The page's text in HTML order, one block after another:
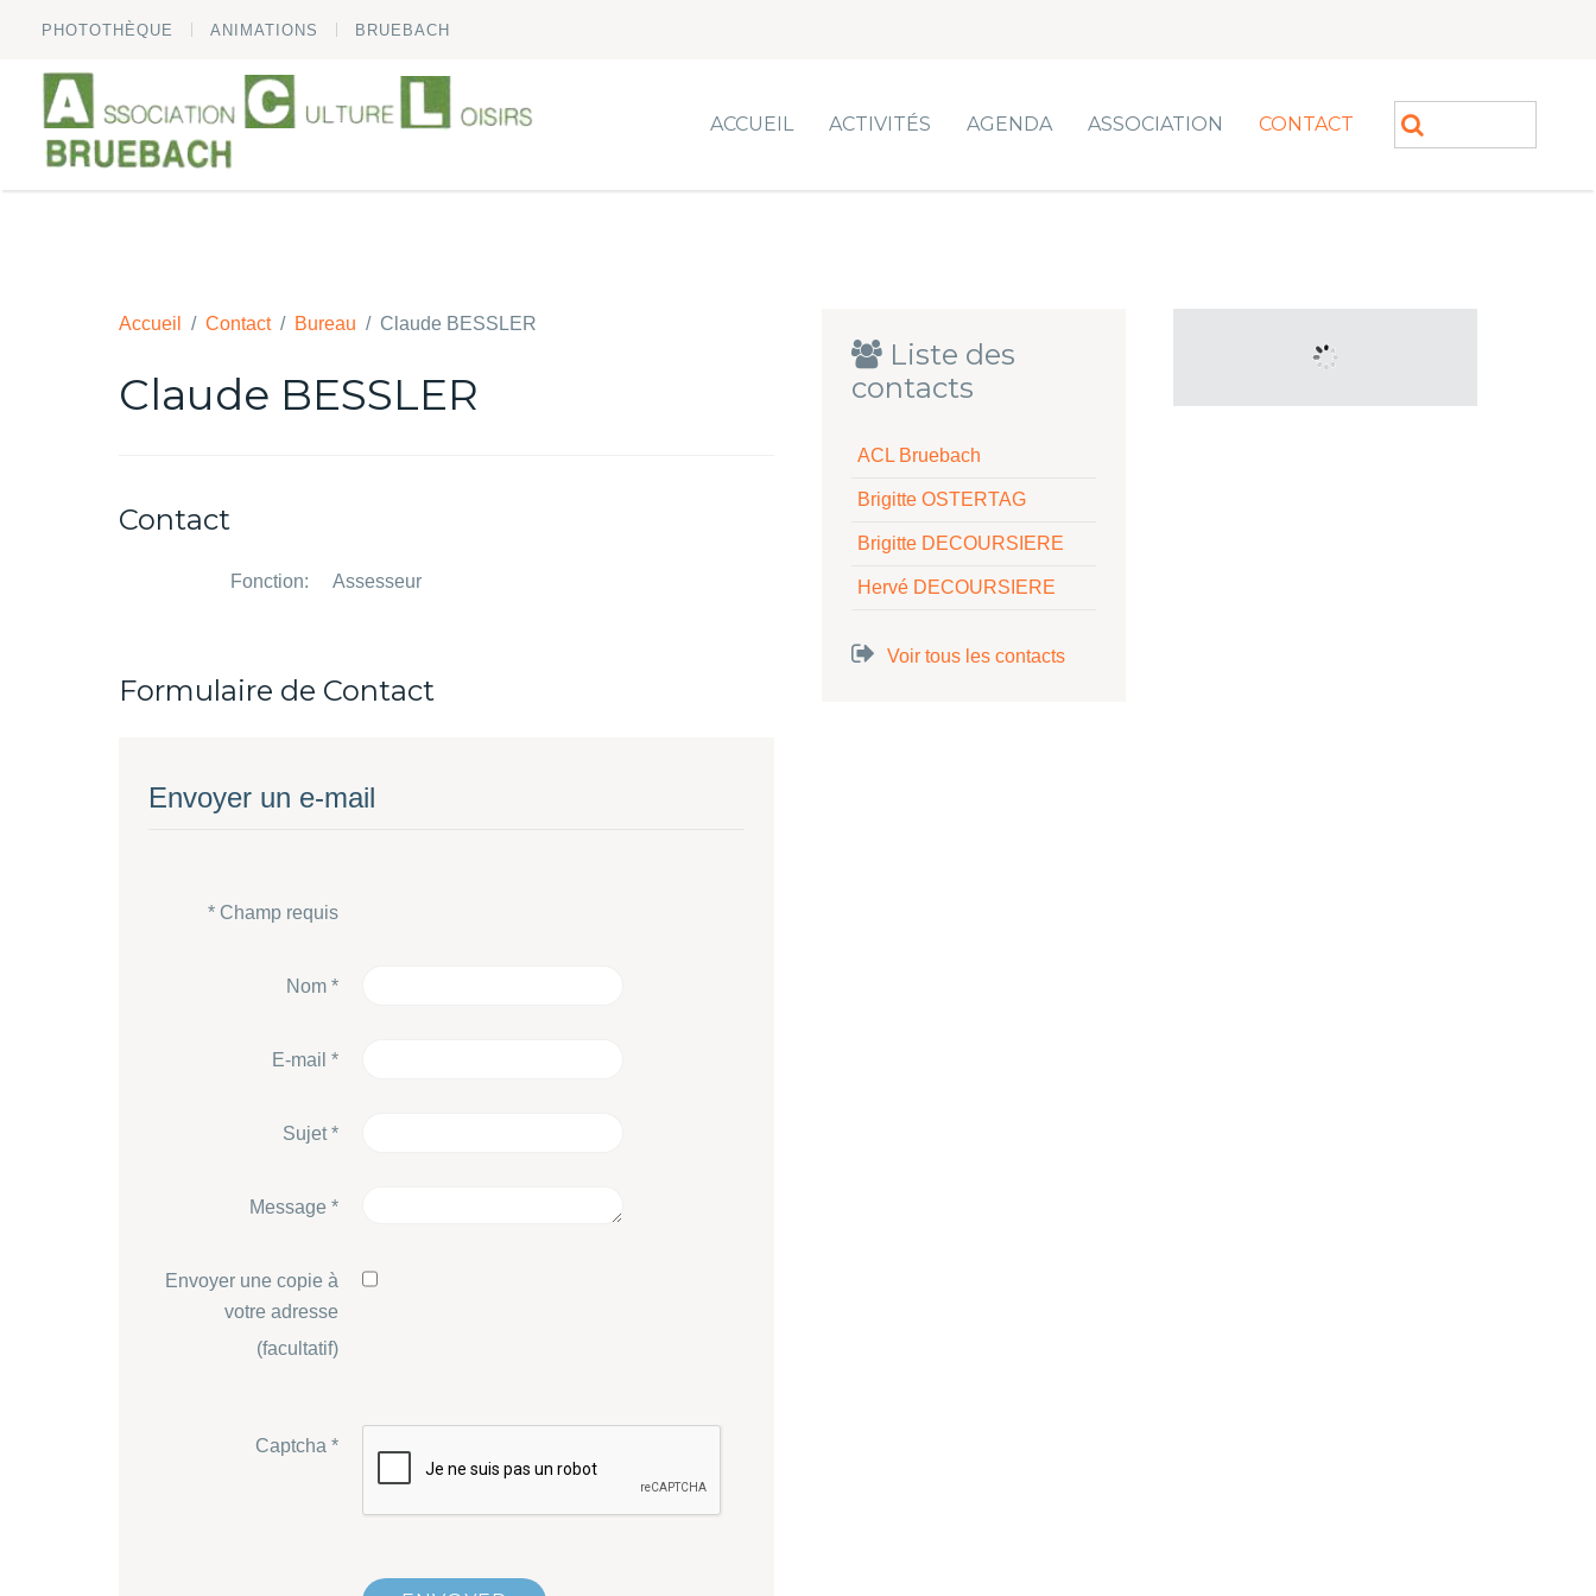
PHOTOTHÈQUE ANIMATIONS BRUEBACH
ACCUEIL ACTIVITÉS AGENDA ASSOCIATION CONTACT
Accueil Contact Bureau Claude BESSLER
Claude BESSLER
Contact
Fonction: Assesseur
Formulaire de Contact
Envoyer un e-mail
* Champ requis
Nom *
E-mail *
Sujet*
Message *
Envoyer une copie à
votre adresse
(facultatif)
Captcha *
Liste des
contacts
ACL Bruebach
Brigitte OSTERTAG
Brigitte DECOURSIERE
Hervé DECOURSIERE
Voir tous les contacts